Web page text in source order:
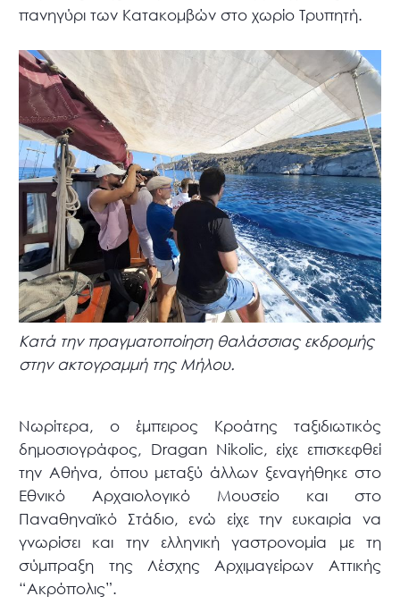
πανηγύρι των Κατακομβών στο χωρίο Τρυπητή.
Κατά την πραγματοποίηση θαλάσσιας εκδρομής
στην ακτογραμμή της Μήλου.
Νωρίτερα, ο έμπειρος Κροάτης ταξιδιωτικός
δημοσιογράφος, Dragan Nikolic, είχε επισκεφθεί
την Αθήνα, όπου μεταξύ άλλων ξεναγήθηκε στο
Εθνικό Αρχαιολογικό Μουσείο και στο
Παναθηναϊκό Στάδιο, ενώ είχε την ευκαιρία να
γνωρίσει και την ελληνική γαστρονομία με τη
σύμπραξη της Λέσχης Αρχιμαγείρων Αττικής
“Ακρόπολις”.